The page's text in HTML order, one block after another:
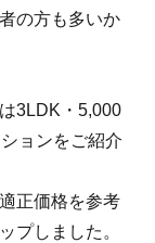
の方も多いか
3LDK・5,000
ョンをご紹介
正価格を参考
プしました。